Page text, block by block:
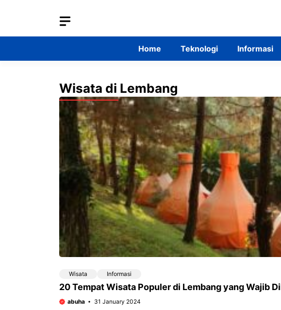
Home Teknologi Informasi
Wisata di Lembang
Wisata Informasi
20 Tempat Wisata Populer di Lembang yang Wajib
abuha 31 January 2024